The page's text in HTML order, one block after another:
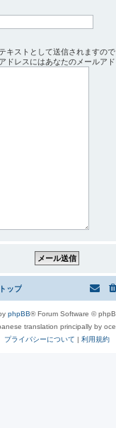
キストとして送信されますの
ドレスにはあなたのメールアド
ップ
phpBB® Forum Software ©
translation principally by
プライバシーについて | 利用規約